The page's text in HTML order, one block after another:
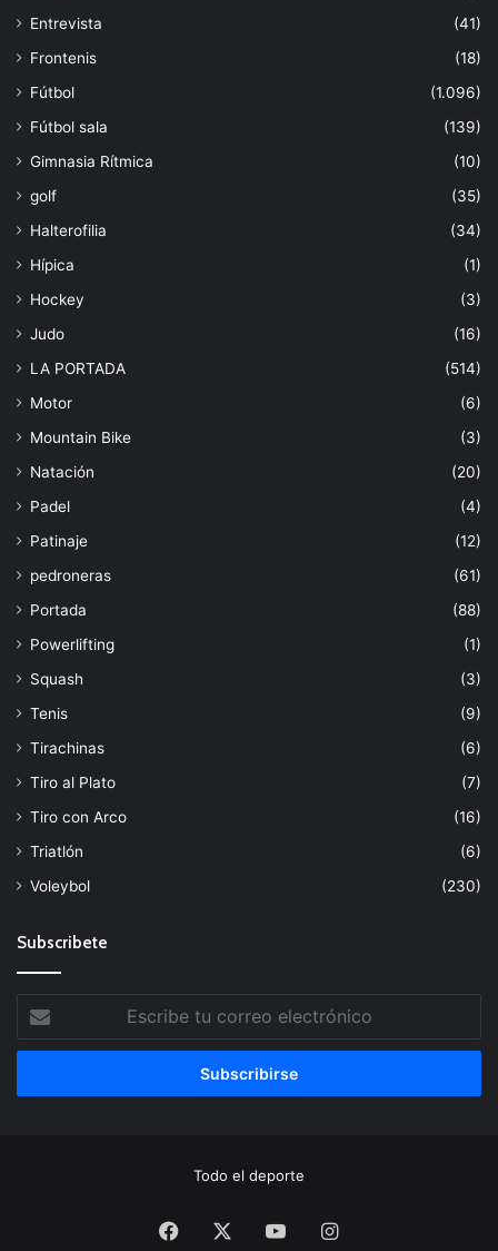
Entrevista
(41)
Frontenis
(18)
Fútbol
(1.096)
Fútbol sala
(139)
Gimnasia Rítmica
(10)
golf
(35)
Halterofilia
(34)
Hípica
(1)
Hockey
(3)
Judo
(16)
LA PORTADA
(514)
Motor
(6)
Mountain Bike
(3)
Natación
(20)
Padel
(4)
Patinaje
(12)
pedroneras
(61)
Portada
(88)
Powerlifting
(1)
Squash
(3)
Tenis
(9)
Tirachinas
(6)
Tiro al Plato
(7)
Tiro con Arco
(16)
Triatlón
(6)
Voleybol
(230)
Subscribete
Escribe
tu
correo
Todo el deporte
Facebook YouTubeInstagram